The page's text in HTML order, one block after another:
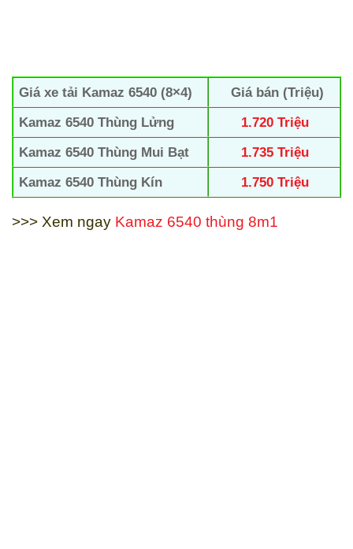
Giá xe tải Kamaz 6540 (8×4)
Giá bán (Triệu)
Kamaz 6540Thùng Lửng
1.720 Triệu
Kamaz 6540 Thùng Mui Bạt
1.735 Triệu
Kamaz 6540 Thùng Kín
1.750 Triệu
>>> Xem ngay Kamaz 6540 thùng 8m1